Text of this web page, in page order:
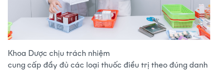
Khoa Dược chịu trách nhiệm
cung cấp đầy đủ các loại thuốc điều trị theo đúng danh